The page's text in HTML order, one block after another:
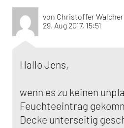
von Christoffer Walcher
29. Aug 2017, 15:51
Hallo Jens,
wenn es zu keinen
Feuchteeintrag
Decke unterseitig